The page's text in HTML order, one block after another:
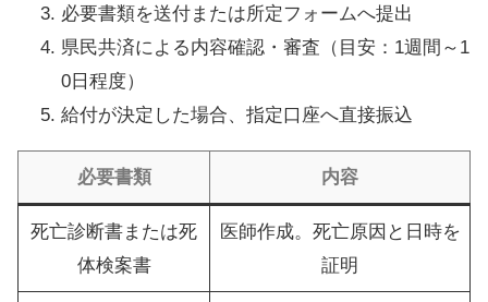
必要書類を送付または所定フォームへ提出
県民共済による内容確認・審査（目安：1週間～1
0日程度）
給付が決定した場合、指定口座へ直接振込
必要書類 内容
死亡診断書または死
体検案書
医師作成。死亡原因と日時を
証明